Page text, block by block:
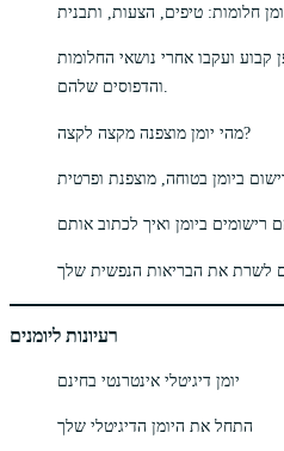
חלומות: טיפים, הצעות, ותבנית
ועקבו אחרי נושאי החלומות
מהי יומן מוצפנה מקצה לקצה?
לשרת את הבריאות הנפשית שלך
רעיונות ליומנים
יומן דיגיטלי אינטרנטי בחינם
התחל את היומן הדיגיטלי שלך